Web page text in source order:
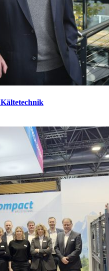
Kältetechnik